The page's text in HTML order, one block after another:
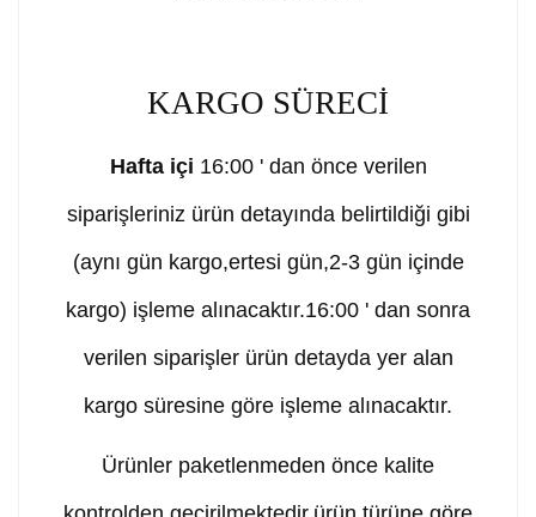
KARGO SÜRECİ
Hafta içi 16:00 ' dan önce verilen
siparişleriniz ürün detayında belirtildiği gibi
(aynı gün kargo,ertesi gün,2-3 gün içinde
kargo) işleme alınacaktır.16:00 ' dan sonra
verilen siparişler ürün detayda yer alan
kargo süresine göre işleme alınacaktır.
Ürünler paketlenmeden önce kalite